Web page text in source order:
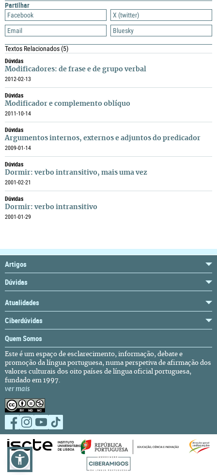
Partilhar
Facebook
X (twitter)
Email
Bluesky
Textos Relacionados(5)
Dúvidas
Modificadores: de frase e de grupo verbal
2012-02-13
Dúvidas
Modificador e complemento oblíquo
2011-10-14
Dúvidas
Argumentos internos, externos e adjuntos do predicador
2009-01-14
Dúvidas
Dormir: verbo intransitivo, mais uma vez
2001-02-21
Dúvidas
Dormir: verbo intransitivo
2001-01-29
Artigos
Dúvidas
Atualidades
Ciberdúvidas
Quem Somos
Este é um espaço de esclarecimento, informação, debate e
promoção da língua portuguesa, numa perspetiva de afirmação dos
valores culturais dos oito países de língua oficial portuguesa,
fundado em 1997.
ver mais